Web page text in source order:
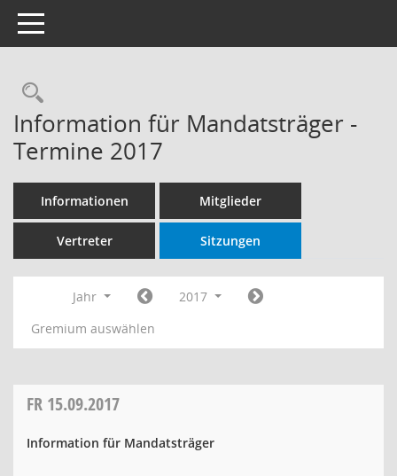
Toggle navigation
Rechercheauswahl
Information für Mandatsträger -
Termine 2017
Informationen Mitglieder
Vertreter Sitzungen
Jahr
2017
Gremium auswählen
FR 15.09.2017
Information für Mandatsträger